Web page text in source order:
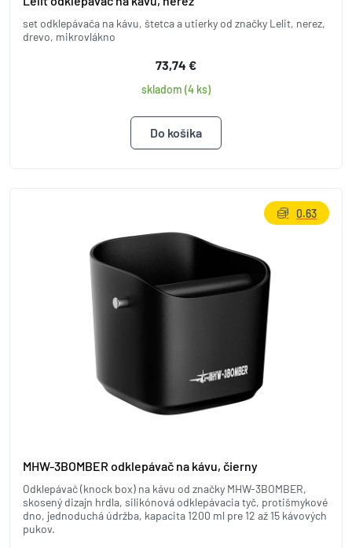
set odklepávača na kávu, štetca a utierky od značky Lelit, nerez,
drevo, mikrovlákno
73,74 €
skladom (4 ks)
MHW-3BOMBER odklepávač na kávu, čierny
Odklepávač (knock box) na kávu od značky MHW-3BOMBER,
skosený dizajn hrdla, silikónová odklepávacia tyč, protišmykové
dno, jednoduchá údržba, kapacita 1200 ml pre 12 až 15 kávových
pukov.
0.63